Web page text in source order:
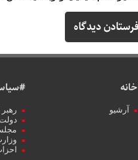
خانه
آرشیو
رهبر
دولت